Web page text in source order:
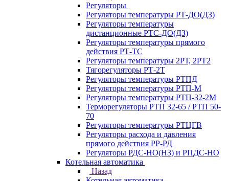
Регуляторы
Регуляторы температуры РТ-ДО(ДЗ)
Регуляторы температуры
дистанционные РТС-ДО(ДЗ)
Регуляторы температуры прямого
действия РТ-ТС
Регуляторы температуры 2РТ, 2РT2
Тягорегуляторы РТ-2Т
Регуляторы температуры РТПД
Регуляторы температуры РТП-M
Регуляторы температуры РТП-32-2М
Терморегуляторы РТП 32-65 / РТП 50-
70
Регуляторы температуры РТЦГВ
Регуляторы расхода и давления
прямого действия РР-РД
Регуляторы РДС-НО(НЗ) и РПДС-НО
Котельная автоматика
Назад